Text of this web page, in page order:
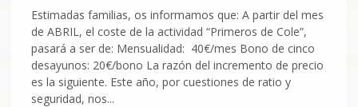
Estimadas familias, os informamos que: A partir del mes
de ABRIL, el coste de la actividad “Primeros de Cole”,
pasará a ser de: Mensualidad: 40€/mes Bono de cinco
desayunos: 20€/bono La razón del incremento de precio
es la siguiente. Este año, por cuestiones de ratio y
seguridad, nos...